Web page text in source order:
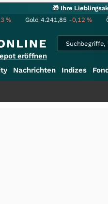
🎁 Ihre
% Gold 4.241,85 -0,12%
eröffnen
Nachrichten Indizes